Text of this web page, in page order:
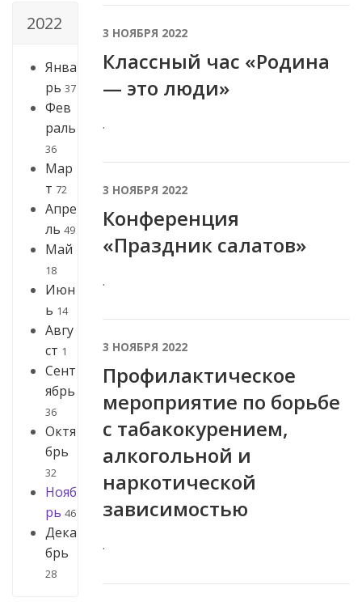
2022
Янва
рь 37
Фев
раль
36
Мар
т 72
Апре
ль 49
Май
18
Июн
ь 14
Авгу
ст 1
Сент
ябрь
36
Октя
брь
32
Нояб
рь 46
Дека
брь
28
3 НОЯБРЯ 2022
Классный час «Родина
— это люди»
.
3 НОЯБРЯ 2022
Конференция
«Праздник салатов»
.
3 НОЯБРЯ 2022
Профилактическое
мероприятие по борьбе
с табакокурением,
алкогольной и
наркотической
зависимостью
.